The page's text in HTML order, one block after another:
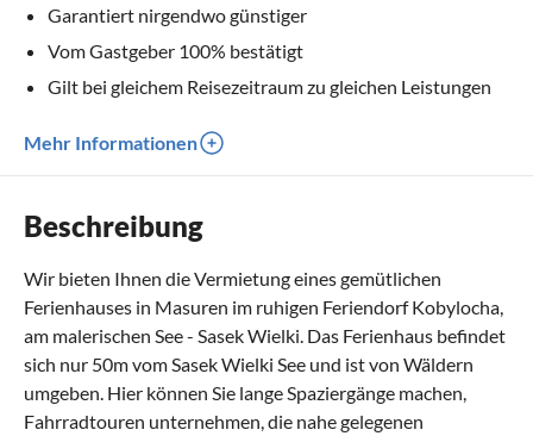
Garantiert nirgendwo günstiger
Vom Gastgeber 100% bestätigt
Gilt bei gleichem Reisezeitraum zu gleichen Leistungen
Mehr Informationen
Beschreibung
Wir bieten Ihnen die Vermietung eines gemütlichen
Ferienhauses in Masuren im ruhigen Feriendorf Kobylocha,
am malerischen See - Sasek Wielki. Das Ferienhaus befindet
sich nur 50m vom Sasek Wielki See und ist von Wäldern
umgeben. Hier können Sie lange Spaziergänge machen,
Fahrradtouren unternehmen, die nahe gelegenen